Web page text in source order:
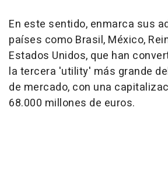
En este sentido, enmarca sus
países como Brasil, México,
Estados Unidos, que han
la tercera 'utility' más grande
de mercado, con una
68.000 millones de euros.